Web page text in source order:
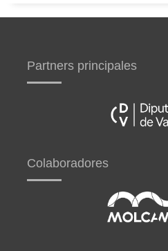
Partners principales
Colaboradores